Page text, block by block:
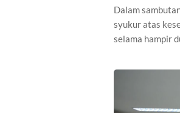
Dalam
syukur atas
selama hampir